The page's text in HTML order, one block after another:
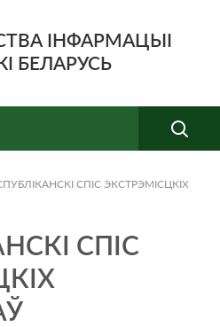
ІНФАРМАЦЫІ
БЕЛАРУСЬ
СПІС ЭКСТРЭМІСЦКІХ
СПІС